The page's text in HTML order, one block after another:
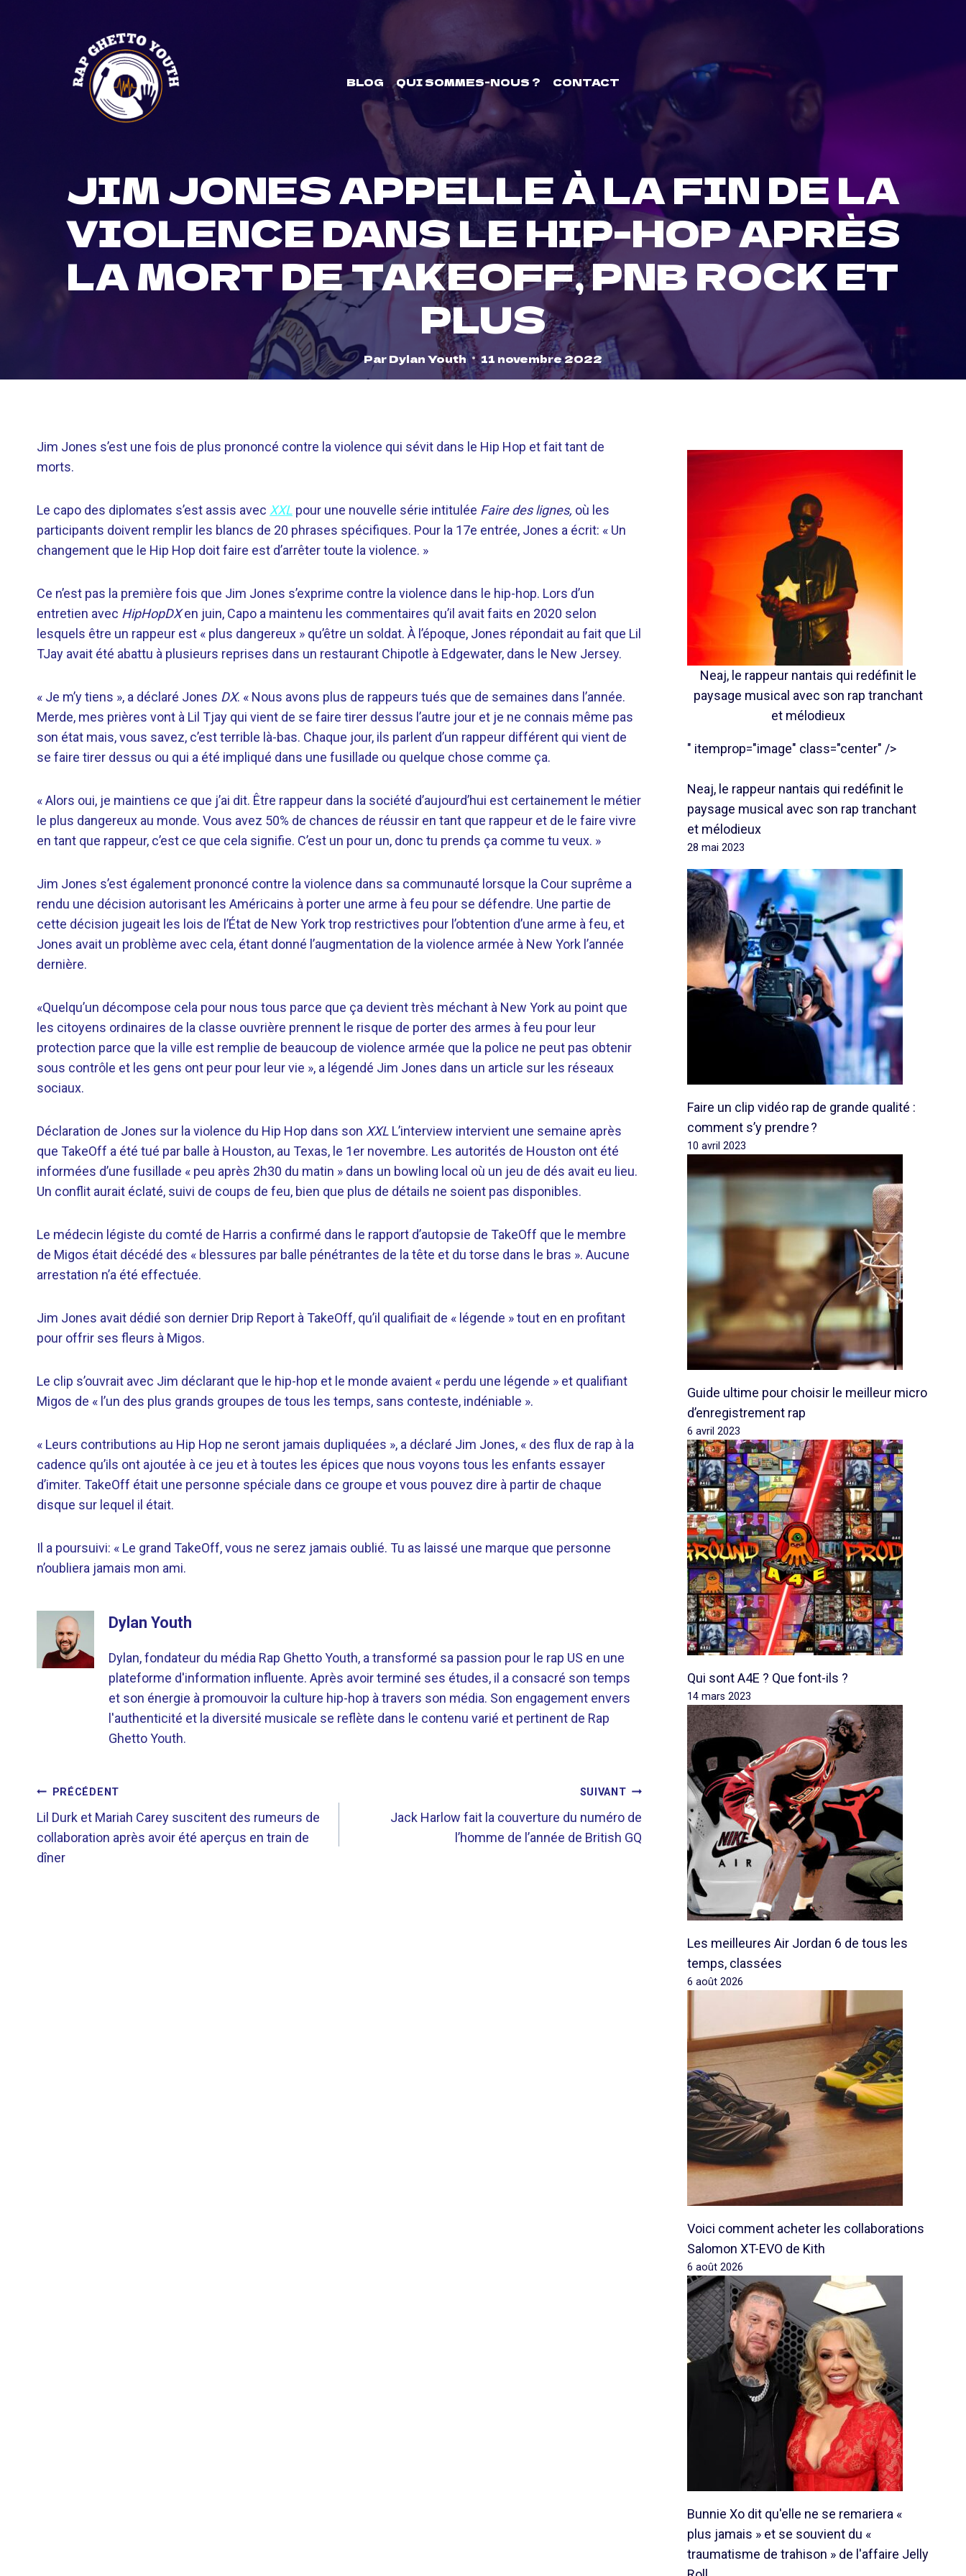
BLOG QUI SOMMES-NOUS ? CONTACT
JIM JONES APPELLE À LA FIN DE LA
VIOLENCE DANS LE HIP-HOP APRÈS
LA MORT DE TAKEOFF, PNB ROCK ET
PLUS
ParDylan Youth 11 novembre 2022
Jim Jones s’est une fois de plus prononcé contre la violence qui sévit dans le Hip Hop et fait tant de
morts.
Le capo des diplomates s’est assis avec XXL pour une nouvelle série intitulée Faire des lignes, où les
participants doivent remplir les blancs de 20 phrases spécifiques. Pour la 17e entrée, Jones a écrit: « Un
changement que le Hip Hop doit faire est d’arrêter toute la violence. »
Ce n’est pas la première fois que Jim Jones s’exprime contre la violence dans le hip-hop. Lors d’un
entretien avec HipHopDXen juin, Capo a maintenu les commentaires qu’il avait faits en 2020 selon
lesquels être un rappeur est « plus dangereux » qu’être un soldat. À l’époque, Jones répondait au fait que Lil
TJay avait été abattu à plusieurs reprises dans un restaurant Chipotle à Edgewater, dans le New Jersey.
« Je m’y tiens », a déclaré Jones DX. « Nous avons plus de rappeurs tués que de semaines dans l’année.
Merde, mes prières vont à Lil Tjay qui vient de se faire tirer dessus l’autre jour et je ne connais même pas
son état mais, vous savez, c’est terrible là-bas. Chaque jour, ils parlent d’un rappeur différent qui vient de
se faire tirer dessus ou qui a été impliqué dans une fusillade ou quelque chose comme ça.
« Alors oui, je maintiens ce que j’ai dit. Être rappeur dans la société d’aujourd’hui est certainement le métier
le plus dangereux au monde. Vous avez 50% de chances de réussir en tant que rappeur et de le faire vivre
en tant que rappeur, c’est ce que cela signifie. C’est un pour un, donc tu prends ça comme tu veux. »
Jim Jones s’est également prononcé contre la violence dans sa communauté lorsque la Cour suprême a
rendu une décision autorisant les Américains à porter une arme à feu pour se défendre. Une partie de
cette décision jugeait les lois de l’État de New York trop restrictives pour l’obtention d’une arme à feu, et
Jones avait un problème avec cela, étant donné l’augmentation de la violence armée à New York l’année
dernière.
«Quelqu’un décompose cela pour nous tous parce que ça devient très méchant à New York au point que
les citoyens ordinaires de la classe ouvrière prennent le risque de porter des armes à feu pour leur
protection parce que la ville est remplie de beaucoup de violence armée que la police ne peut pas obtenir
sous contrôle et les gens ont peur pour leur vie », a légendé Jim Jones dans un article sur les réseaux
sociaux.
Déclaration de Jones sur la violence du Hip Hop dans son XXL L’interview intervient une semaine après
que TakeOff a été tué par balle à Houston, au Texas, le 1er novembre. Les autorités de Houston ont été
informées d’une fusillade « peu après 2h30 du matin » dans un bowling local où un jeu de dés avait eu lieu.
Un conflit aurait éclaté, suivi de coups de feu, bien que plus de détails ne soient pas disponibles.
Le médecin légiste du comté de Harris a confirmé dans le rapport d’autopsie de TakeOff que le membre
de Migos était décédé des « blessures par balle pénétrantes de la tête et du torse dans le bras ». Aucune
arrestation n’a été effectuée.
Jim Jones avait dédié son dernier Drip Report à TakeOff, qu’il qualifiait de « légende » tout en en profitant
pour offrir ses fleurs à Migos.
Le clip s’ouvrait avec Jim déclarant que le hip-hop et le monde avaient « perdu une légende » et qualifiant
Migos de « l’un des plus grands groupes de tous les temps, sans conteste, indéniable ».
« Leurs contributions au Hip Hop ne seront jamais dupliquées », a déclaré Jim Jones, « des flux de rap à la
cadence qu’ils ont ajoutée à ce jeu et à toutes les épices que nous voyons tous les enfants essayer
d’imiter. TakeOff était une personne spéciale dans ce groupe et vous pouvez dire à partir de chaque
disque sur lequel il était.
Il a poursuivi: « Le grand TakeOff, vous ne serez jamais oublié. Tu as laissé une marque que personne
n’oubliera jamais mon ami.
Dylan Youth
Dylan, fondateur du média Rap Ghetto Youth, a transformé sa passion pour le rap US en une
plateforme d'information influente. Après avoir terminé ses études, il a consacré son temps
et son énergie à promouvoir la culture hip-hop à travers son média. Son engagement envers
l'authenticité et la diversité musicale se reflète dans le contenu varié et pertinent de Rap
Ghetto Youth.
NAVIGATION
DE
L’ARTICLE
PRÉCÉDENT
Lil Durk et Mariah Carey suscitent des rumeurs de
collaboration après avoir été aperçus en train de
dîner
SUIVANT
Jack Harlow fait la couverture du numéro de
l’homme de l’année de British GQ
Neaj, le rappeur nantais qui redéfinit le
paysage musical avec son rap tranchant
et mélodieux
" itemprop="image" class="center" />
Neaj, le rappeur nantais qui redéfinit le
paysage musical avec son rap tranchant
et mélodieux
28 mai 2023
Faire un clip vidéo rap de grande qualité :
comment s’y prendre ?
10 avril 2023
Guide ultime pour choisir le meilleur micro
d’enregistrement rap
6 avril 2023
Qui sont A4E ? Que font-ils ?
14 mars 2023
Les meilleures Air Jordan 6 de tous les
temps, classées
6 août 2026
Voici comment acheter les collaborations
Salomon XT-EVO de Kith
6 août 2026
Bunnie Xo dit qu'elle ne se remariera «
plus jamais » et se souvient du «
traumatisme de trahison » de l'affaire Jelly